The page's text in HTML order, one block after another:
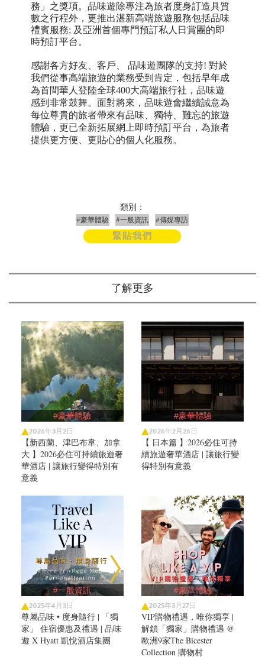
務」之獎項。品味遊除專注為旅者度身訂造具質
數之行程外，更推出湛新高端旅遊服務包括品味
禮賓服務; 及亞洲首個專門預訂私人日賞團的即
時預訂平台。
感謝各方好友、客戶、 品味遊團隊的支持! 對於
我們從事高端旅遊的業務受到肯定，包括早年成
為首間華人登陸全球400大高端旅行社，品味遊
感到非常鼓舞。面對將來，品味遊會繼續誠意為
每位尊貴的旅者帶來有品味、獨特、難忘的旅遊
體驗，更已全新拓展網上即時預訂平台，為旅者
提供更方便、更貼心的個人化服務。
類別：
#豪華體驗 #一般資訊 #傳媒專訪
緊貼我們
了解更多
#豪華體驗
2026年3月2日
【新西蘭、津巴布韋、加拿
大 】2026必住可持續旅遊奢
華酒店 | 讓旅行變得特別有
意義
#豪華體驗
2026年2月26日
【 日本篇 】2026必住可持
續旅遊奢華酒店 | 讓旅行變
得特別有意義
#一般資訊
2025年4月3日
尊屬品味 • 度身隨行 | 「獨
家」 住宿優惠及禮遇 | 品味
遊 X Hyatt 凱悅酒店集團
#豪華體驗
2025年3月27日
VIP購物禮遇，唯你獨享 |
解鎖「獨家」購物禮遇 @
歐洲9家The Bicester
Collection 購物村